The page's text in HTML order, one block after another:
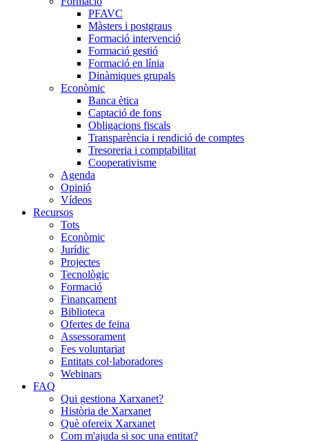
PFAVC
Màsters i postgraus
Formació intervenció
Formació gestió
Formació en línia
Dinàmiques grupals
Econòmic
Banca ètica
Captació de fons
Obligacions fiscals
Transparència i rendició de comptes
Tresoreria i comptabilitat
Cooperativisme
Agenda
Opinió
Vídeos
Recursos
Tots
Econòmic
Jurídic
Projectes
Tecnològic
Formació
Finançament
Biblioteca
Ofertes de feina
Assessorament
Fes voluntariat
Entitats col·laboradores
Webinars
FAQ
Qui gestiona Xarxanet?
Història de Xarxanet
Què ofereix Xarxanet
Com m'ajuda si soc una entitat?